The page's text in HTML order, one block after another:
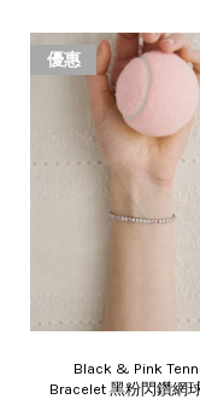
優惠
Black & Pink
Bracelet 黑粉閃鑽網